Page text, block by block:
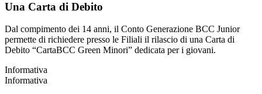
Una Carta di Debito
Dal compimento dei 14 anni, il Conto Generazione BCC Junior
permette di richiedere presso le Filiali il rilascio di una Carta di
Debito “CartaBCC Green Minori” dedicata per i giovani.
Informativa
Informativa